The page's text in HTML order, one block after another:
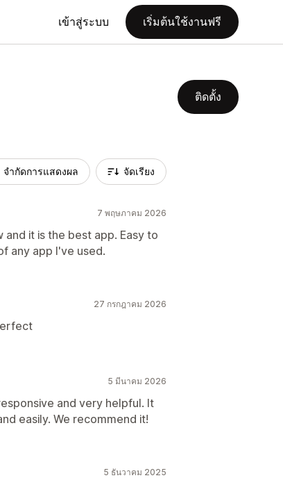
เข้าสู่ระบบ เริ่มต้นใช้งานฟรี
ติดตั้ง
จำกัดการแสดงผล จัดเรียง
7 พฤษภาคม 2026
it is the best app. Easy to
any app I've used.
27 กรกฎาคม 2026
5 มีนาคม 2026
and very helpful. It
easily. We recommend it!
5 ธันวาคม 2025